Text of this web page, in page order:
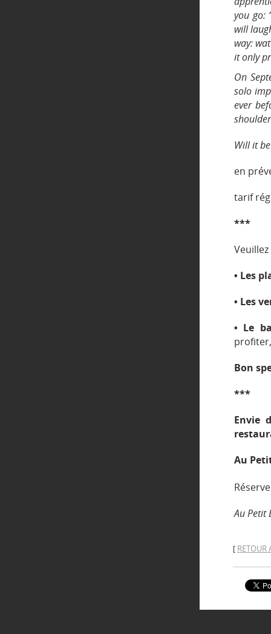
you go:
will
way:
it only
On
solo
ever
Will it
en
tarif
***
• Les
• Les
• Le
Bon
***
Envie
Au
Au Petit
[ RETOUR